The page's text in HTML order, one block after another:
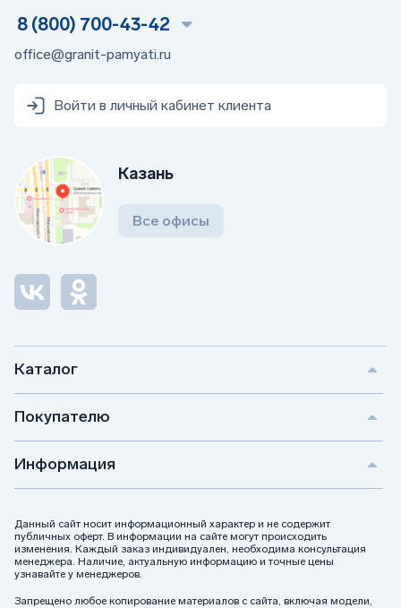
Каталог
Покупателю
Информация
Данный сайт носит информационный характер и не содержит
публичных оферт. В информации на сайте могут происходить
изменения. Каждый заказ индивидуален, необходима консультация
менеджера. Наличие, актуальную информацию и точные цены
узнавайте у менеджеров.
Запрещено любое копирование материалов с сайта, включая модели,
8 (800) 700-43-42
office@granit-pamyati.ru
Войти в личный кабинет клиента
Казань
Все офисы